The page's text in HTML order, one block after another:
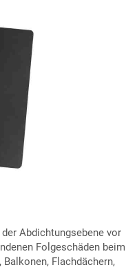
Abdichtungsebene vor
Folgeschäden beim
Flachdächern,